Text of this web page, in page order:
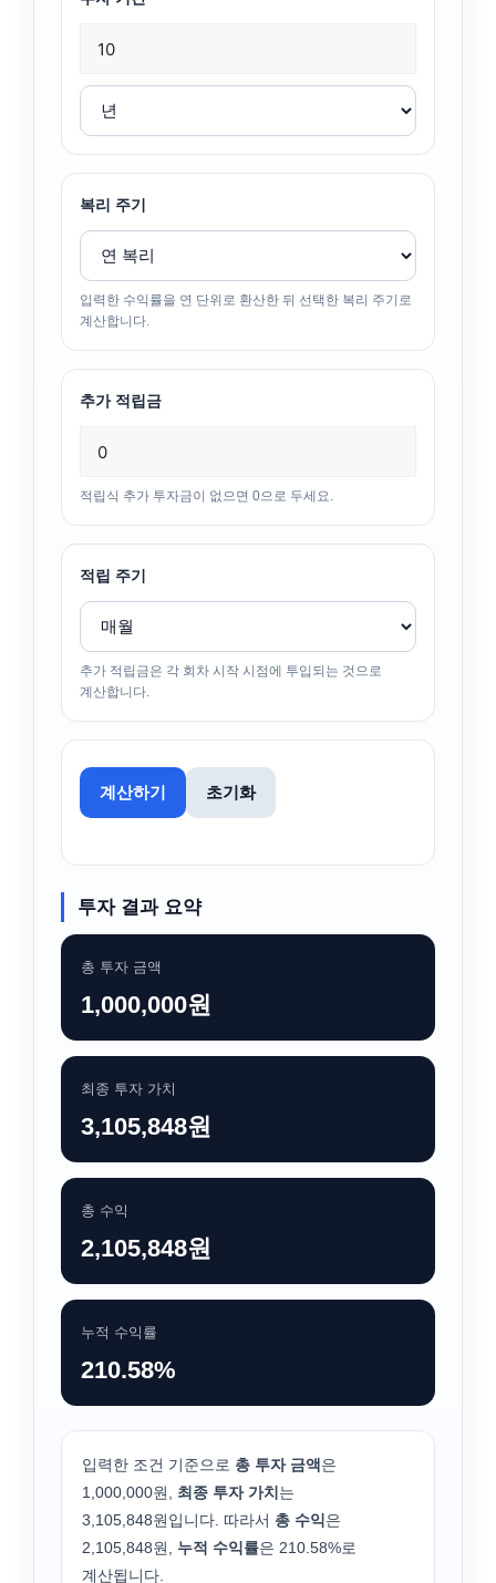
복리 주기
입력한 수익률을 연 단위로 환산한 뒤 선택한 복리 주기로
계산합니다.
추가 적립금
적립식 추가 투자금이 없으면 0으로 두세요.
적립 주기
추가 적립금은 각 회차 시작 시점에 투입되는 것으로
계산합니다.
계산하기 초기화
투자 결과 요약
총 투자 금액
1,000,000원
최종 투자 가치
3,105,848원
총 수익
2,105,848원
누적 수익률
210.58%
입력한 조건 기준으로 총 투자 금액은
1,000,000원, 최종 투자 가치 는
3,105,848원입니다. 따라서 총 수익은
2,105,848원, 누적 수익률은 210.58%로
계산됩니다.